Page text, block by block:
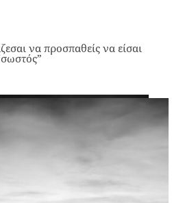
να προσπαθείς να είσαι